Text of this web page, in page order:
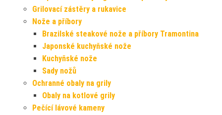
Grilovací zástěry a rukavice
Nože a příbory
Brazilské steakové nože a příbory Tramontina
Japonské kuchyňské nože
Kuchyňské nože
Sady nožů
Ochranné obaly na grily
Obaly na kotlové grily
Pečící lávové kameny